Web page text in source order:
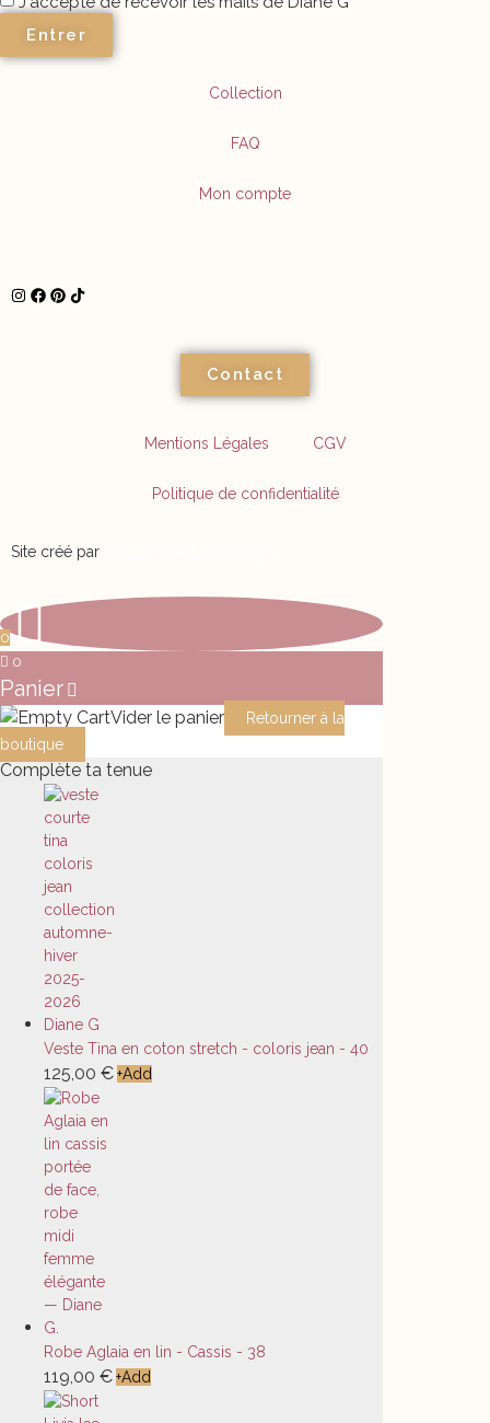
Entrer
Collection
FAQ
Mon compte
Contact
Mentions Légales CGV
Politique de confidentialité
Site créé par
0
0
Panier
Vider le panier
Retourner à la
boutique
Complète ta tenue
Veste Tina en coton stretch - coloris jean - 40
125,00 €+Add
Robe Aglaia en lin - Cassis - 38
119,00 €+Add